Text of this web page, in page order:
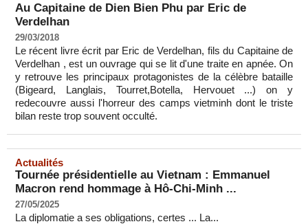
Au Capitaine de Dien Bien Phu par Eric de
Verdelhan
29/03/2018
Le récent livre écrit par Eric de Verdelhan, fils du Capitaine de
Verdelhan , est un ouvrage qui se lit d'une traite en apnée. On
y retrouve les principaux protagonistes de la célèbre bataille
(Bigeard, Langlais, Tourret,Botella, Hervouet ...) on y
redecouvre aussi l'horreur des camps vietminh dont le triste
bilan reste trop souvent occulté.
Actualités
Tournée présidentielle au Vietnam : Emmanuel
Macron rend hommage à Hô-Chi-Minh ...
27/05/2025
La diplomatie a ses obligations, certes ... La...